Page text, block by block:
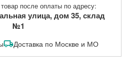
после оплаты по адресу:
улица, дом 35, склад
№1
Доставка по Москве и МО